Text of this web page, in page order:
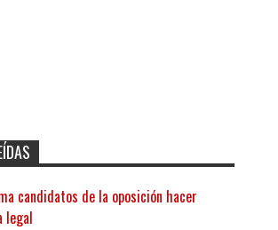
candidatos de la oposición hacer
legal